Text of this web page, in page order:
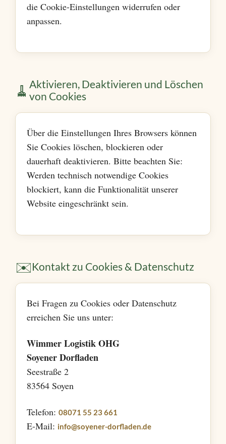
die Cookie-Einstellungen widerrufen oder
anpassen.
🧹 Aktivieren, Deaktivieren und Löschen
von Cookies
Über die Einstellungen Ihres Browsers können
Sie Cookies löschen, blockieren oder
dauerhaft deaktivieren. Bitte beachten Sie:
Werden technisch notwendige Cookies
blockiert, kann die Funktionalität unserer
Website eingeschränkt sein.
✉️Kontakt zu Cookies & Datenschutz
Bei Fragen zu Cookies oder Datenschutz
erreichen Sie uns unter:
Wimmer Logistik OHG
Soyener Dorfladen
Seestraße 2
83564 Soyen
Telefon: 08071 55 23 661
E-Mail: info@soyener-dorfladen.de